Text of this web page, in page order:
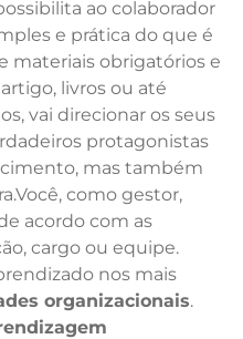
ao colaborador
e prática do que é
materiais obrigatórios e
livros ou até
vai direcionar os seus
protagonistas
mas também
como gestor,
acordo com as
cargo ou equipe.
nos mais
organizacionais.